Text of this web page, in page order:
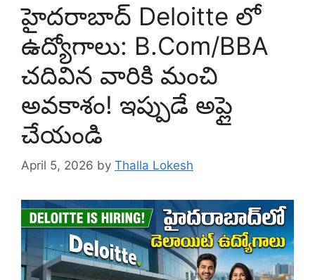
హైదరాబాద్ Deloitte లో
ఉద్యోగాలు: B.Com/BBA
చదివిన వారికి మంచి
అవకాశం! ఇప్పుడే అప్లై
చేయండి
April 5, 2026 by Thalla Lokesh